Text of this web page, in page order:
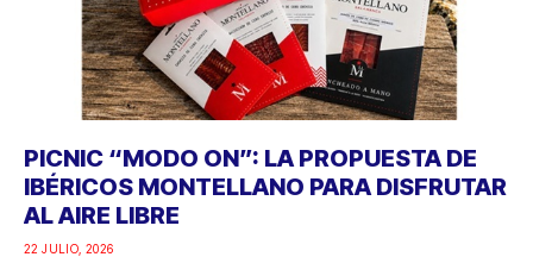
PICNIC “MODO ON”: LA PROPUESTA DE
IBÉRICOS MONTELLANO PARA DISFRUTAR
AL AIRE LIBRE
22 JULIO, 2026